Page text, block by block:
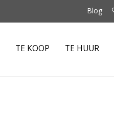
Blog
TE KOOP TE HUUR